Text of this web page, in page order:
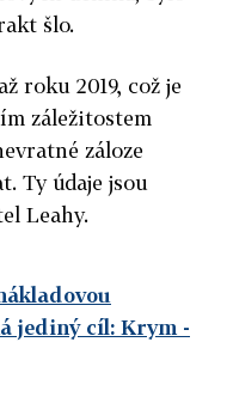
šlo.
roku 2019, což je
záležitostem
záloze
Ty údaje jsou
Leahy.
jediný cíl: Krym -